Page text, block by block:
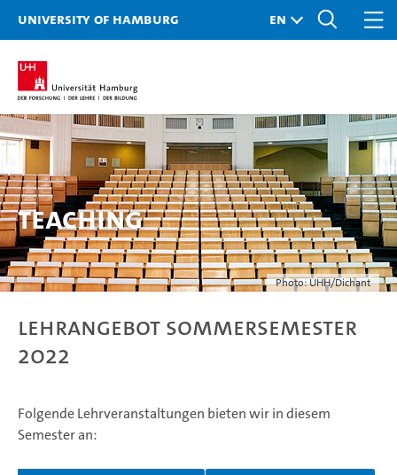
University of Hamburg
Photo: UHH/Dichant
Teaching
Lehrangebot Sommersemester
2022
Folgende Lehrveranstaltungen bieten wir in diesem
Semester an: